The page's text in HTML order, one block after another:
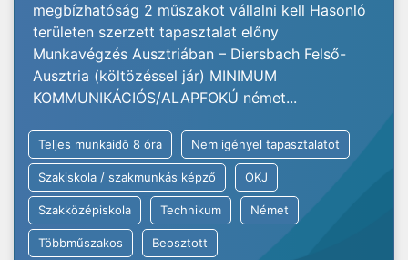
megbízhatóság 2 műszakot vállalni kell Hasonló
területen szerzett tapasztalat előny
Munkavégzés Ausztriában – Diersbach Felső-
Ausztria (költözéssel jár) MINIMUM
KOMMUNIKÁCIÓS/ALAPFOKÚ német...
Teljes munkaidő 8 óra Nem igényel tapasztalatot
Szakiskola / szakmunkás képző OKJ
Szakközépiskola Technikum Német
Többműszakos Beosztott